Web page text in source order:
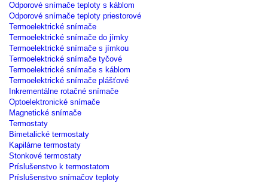
Odporové snímače teploty s káblom
Odporové snímače teploty priestorové
Termoelektrické snímače
Termoelektrické snímače do jímky
Termoelektrické snímače s jímkou
Termoelektrické snímače tyčové
Termoelektrické snímače s káblom
Termoelektrické snímače plášťové
Inkrementálne rotačné snímače
Optoelektronické snímače
Magnetické snímače
Termostaty
Bimetalické termostaty
Kapilárne termostaty
Stonkové termostaty
Príslušenstvo k termostatom
Príslušenstvo snímačov teploty